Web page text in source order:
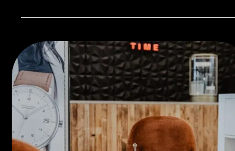
Besuchen Sie uns